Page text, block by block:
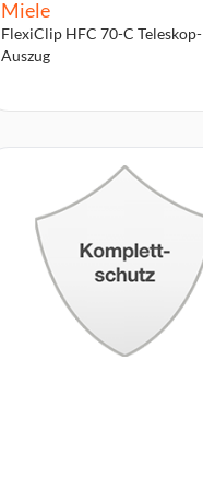
Miele
FlexiClip HFC 70-C Teleskop-
Auszug